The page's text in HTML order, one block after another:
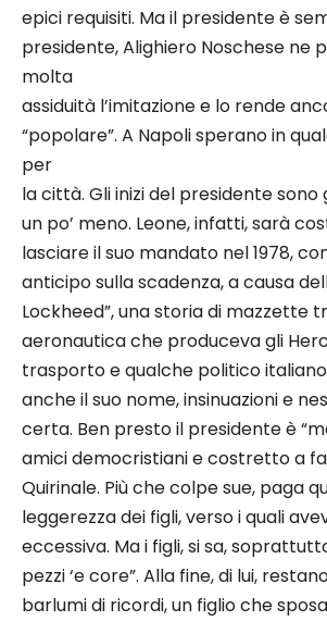
epici requisiti. Ma il presidente è
presidente, Alighiero Noschese ne
molta
assiduità l’imitazione e lo rende
“popolare”. A Napoli sperano in
per
la città. Gli inizi del presidente sono
un po’ meno. Leone, infatti, sarà
lasciare il suo mandato nel 1978,
anticipo sulla scadenza, a causa
Lockheed”, una storia di mazzette
aeronautica che produceva gli
trasporto e qualche politico
anche il suo nome, insinuazioni e
certa. Ben presto il presidente è
amici democristiani e costretto a
Quirinale. Più che colpe sue, paga
leggerezza dei figli, verso i quali
eccessiva. Ma i figli, si sa,
pezzi ‘e core”. Alla fine, di lui,
barlumi di ricordi, un figlio che